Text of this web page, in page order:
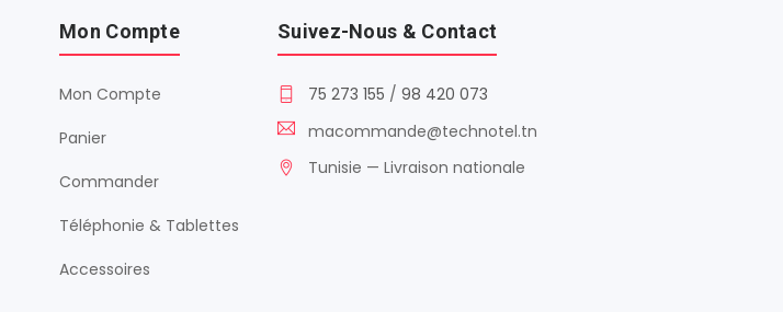
Mon Compte
Mon Compte
Panier
Commander
Téléphonie & Tablettes
Accessoires
Suivez-Nous & Contact
75 273 155 / 98 420 073
macommande@technotel.tn
Tunisie — Livraison nationale